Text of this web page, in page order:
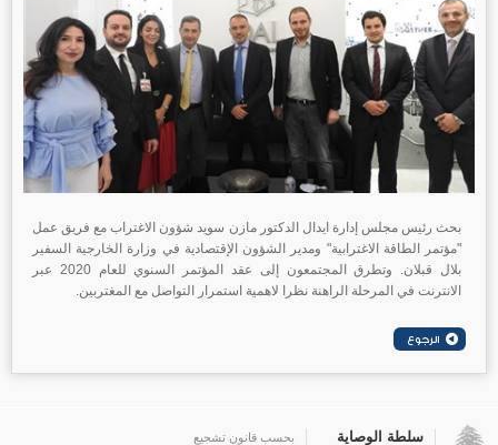
بحث رئيس مجلس إدارة ايدال الدكتور مازن سويد شؤون الاغتراب مع فريق عمل
"مؤتمر الطاقة الاغترابية" ومدير الشؤون الإقتصادية في وزارة الخارجية السفير
بلال قبلان. وتطرق المجتمعون إلى عقد المؤتمر السنوي للعام 2020 عبر
الانترنت في المرحلة الراهنة نظرا لاهمية استمرار التواصل مع المغتربين.
سلطة الوصاية بحسب قانون تشجيع